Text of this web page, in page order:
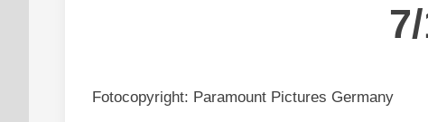
Fotocopyright: Paramount Pictures Germany